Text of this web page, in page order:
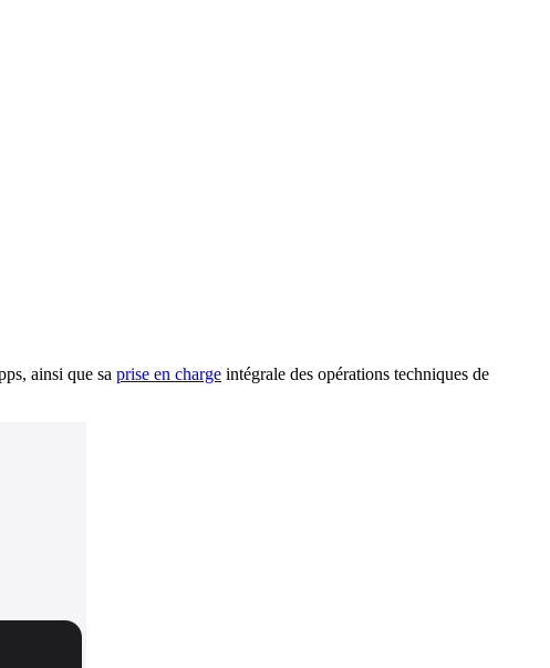
ainsi que sa prise en charge intégrale des opérations techniques de